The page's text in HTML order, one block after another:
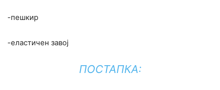
-пешкир
-еластичен завој
ПОСТАПКА: